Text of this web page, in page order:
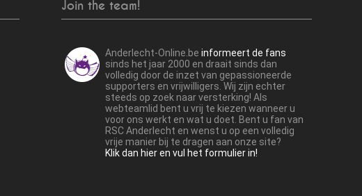
Join the team!
Anderlecht-Online.be informeert de fans
sinds het jaar 2000 en draait sinds dan
volledig door de inzet van gepassioneerde
supporters en vrijwilligers. Wij zijn echter
steeds op zoek naar versterking! Als
webteamlid bent u vrij te kiezen wanneer u
voor ons werkt en wat u doet. Bent u fan van
RSC Anderlecht en wenst u op een volledig
vrije manier bij te dragen aan onze site?
Klik dan hier en vul het formulier in!